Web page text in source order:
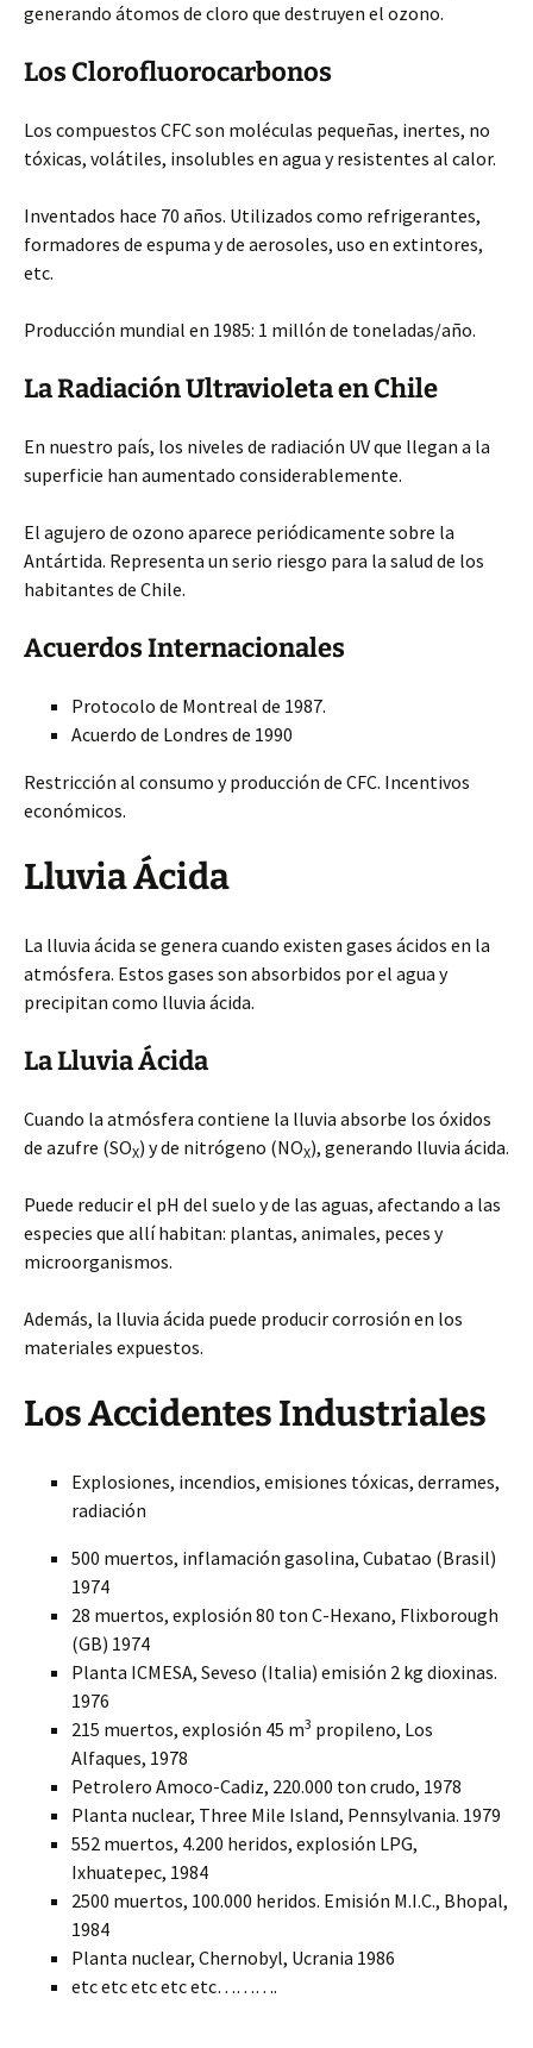
generando átomos de cloro que destruyen el ozono.
Los Clorofluorocarbonos
Los compuestos CFC son moléculas pequeñas, inertes, no
tóxicas, volátiles, insolubles en agua y resistentes al calor.
Inventados hace 70 años. Utilizados como refrigerantes,
formadores de espuma y de aerosoles, uso en extintores,
etc.
Producción mundial en 1985: 1 millón de toneladas/año.
La Radiación Ultravioleta en Chile
En nuestro país, los niveles de radiación UV que llegan a la
superficie han aumentado considerablemente.
El agujero de ozono aparece periódicamente sobre la
Antártida. Representa un serio riesgo para la salud de los
habitantes de Chile.
Acuerdos Internacionales
Protocolo de Montreal de 1987.
Acuerdo de Londres de 1990
Restricción al consumo y producción de CFC. Incentivos
económicos.
Lluvia Ácida
La lluvia ácida se genera cuando existen gases ácidos en la
atmósfera. Estos gases son absorbidos por el agua y
precipitan como lluvia ácida.
La Lluvia Ácida
Cuando la atmósfera contiene la lluvia absorbe los óxidos
de azufre (SOX) y de nitrógeno (NOX), generando lluvia ácida.
Puede reducir el pH del suelo y de las aguas, afectando a las
especies que allí habitan: plantas, animales, peces y
microorganismos.
Además, la lluvia ácida puede producir corrosión en los
materiales expuestos.
Los Accidentes Industriales
Explosiones, incendios, emisiones tóxicas, derrames,
radiación
500 muertos, inflamación gasolina, Cubatao (Brasil)
1974
28 muertos, explosión 80 ton C-Hexano, Flixborough
(GB) 1974
Planta ICMESA, Seveso (Italia) emisión 2 kg dioxinas.
1976
215 muertos, explosión 45 m3 propileno, Los
Alfaques, 1978
Petrolero Amoco-Cadiz, 220.000 ton crudo, 1978
Planta nuclear, Three Mile Island, Pennsylvania. 1979
552 muertos, 4.200 heridos, explosión LPG,
Ixhuatepec, 1984
2500 muertos, 100.000 heridos. Emisión M.I.C., Bhopal,
1984
Planta nuclear, Chernobyl, Ucrania 1986
etc etc etc etc etc……….